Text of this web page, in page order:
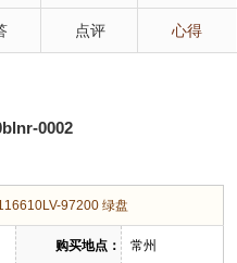
点评 心得
0002
97200 绿盘
购买地点： 常州